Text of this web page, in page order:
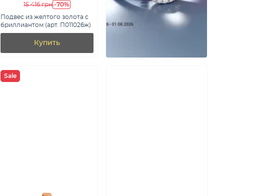
15 416 грн -70%
Подвес из желтого золота с
бриллиантом (арт. П011026ж)
Купить
Sale